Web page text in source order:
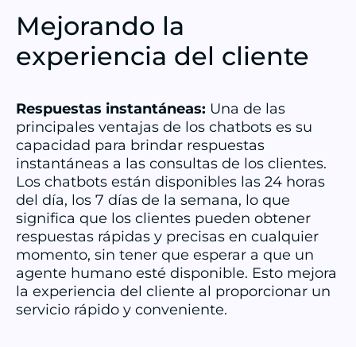
Mejorando la
experiencia del cliente
Respuestas instantáneas: Una de las
principales ventajas de los chatbots es su
capacidad para brindar respuestas
instantáneas a las consultas de los clientes.
Los chatbots están disponibles las 24 horas
del día, los 7 días de la semana, lo que
significa que los clientes pueden obtener
respuestas rápidas y precisas en cualquier
momento, sin tener que esperar a que un
agente humano esté disponible. Esto mejora
la experiencia del cliente al proporcionar un
servicio rápido y conveniente.